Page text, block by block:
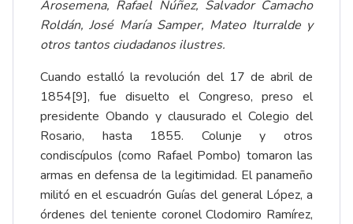
Arosemena, Rafael Núñez, Salvador Camacho
Roldán, José María Samper, Mateo Iturralde y
otros tantos ciudadanos ilustres.
Cuando estalló la revolución del 17 de abril de
1854[9], fue disuelto el Congreso, preso el
presidente Obando y clausurado el Colegio del
Rosario, hasta 1855. Colunje y otros
condiscípulos (como Rafael Pombo) tomaron las
armas en defensa de la legitimidad. El panameño
militó en el escuadrón Guías del general López, a
órdenes del teniente coronel Clodomiro Ramírez,